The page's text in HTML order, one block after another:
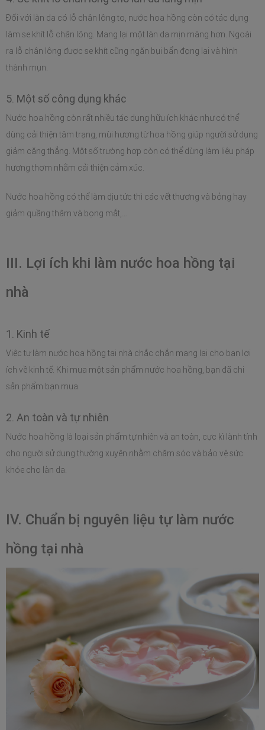
Đối với làn da có lỗ chân lông to, nước hoa hồng còn có tác dụng
làm se khít lỗ chân lông. Mang lại một làn da mịn màng hơn. Ngoài
ra lỗ chân lông được se khít cũng ngăn bụi bẩn đọng lại và hình
thành mụn.
5. Một số công dụng khác
Nước hoa hồng còn rất nhiều tác dụng hữu ích khác như có thể
dùng cải thiện tâm trạng, mùi hương từ hoa hồng giúp người sử dụng
giảm căng thẳng. Một số trường hợp còn có thể dùng làm liệu pháp
hương thơm nhằm cải thiện cảm xúc.
Nước hoa hồng có thể làm dịu tức thì các vết thương và bỏng hay
giảm quầng thâm và bọng mắt,…
III. Lợi ích khi làm nước hoa hồng tại
nhà
1. Kinh tế
Việc tự làm nước hoa hồng tại nhà chắc chắn mang lại cho bạn lợi
ích về kinh tế. Khi mua một sản phẩm nước hoa hồng, bạn đã chi
sản phẩm bạn mua.
2. An toàn và tự nhiên
Nước hoa hồng là loại sản phẩm tự nhiên và an toàn, cực kì lành tính
cho người sử dụng thường xuyên nhằm chăm sóc và bảo vệ sức
khỏe cho làn da.
IV. Chuẩn bị nguyên liệu tự làm nước
hồng tại nhà